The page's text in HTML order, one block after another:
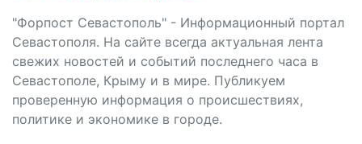
"Форпост Севастополь" - Информационный портал
Севастополя. На сайте всегда актуальная лента
свежих новостей и событий последнего часа в
Севастополе, Крыму и в мире. Публикуем
проверенную информация о происшествиях,
политике и экономике в городе.